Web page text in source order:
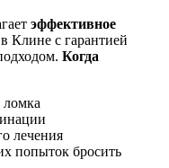
эффективное
в Клине с гарантией
Когда
ломка
лечения
попыток бросить